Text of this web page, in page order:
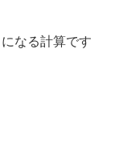
になる計算です